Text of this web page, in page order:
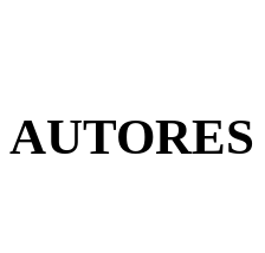
AUTORES